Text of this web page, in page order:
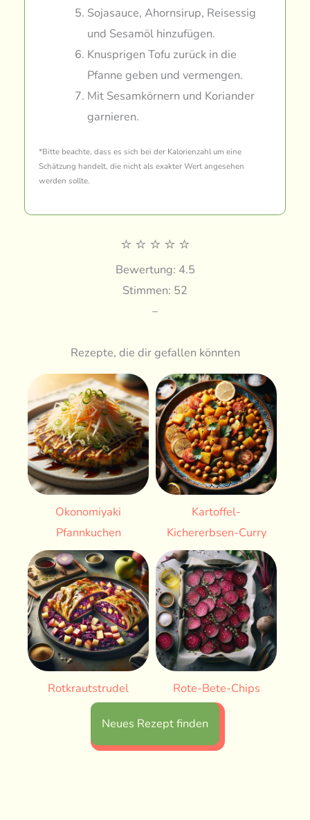
Sojasauce, Ahornsirup, Reisessig
und Sesamöl hinzufügen.
Knusprigen Tofu zurück in die
Pfanne geben und vermengen.
Mit Sesamkörnern und Koriander
garnieren.
*Bitte beachte, dass es sich bei der Kalorienzahl um eine
Schätzung handelt, die nicht als exakter Wert angesehen
werden sollte.
⭐ ⭐ ⭐ ⭐ ⭐
Bewertung: 4.5
Stimmen: 52
–
Rezepte, die dir gefallen könnten
Okonomiyaki
Pfannkuchen
Kartoffel-
Kichererbsen-Curry
Rotkrautstrudel Rote-Bete-Chips
Neues Rezept finden